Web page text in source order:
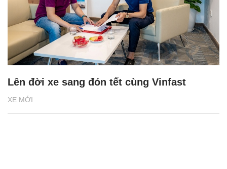
XE MỚI
Lên đời xe sang đón tết cùng Vinfast